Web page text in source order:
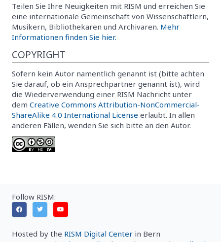
Teilen Sie Ihre Neuigkeiten mit RISM und erreichen Sie
eine internationale Gemeinschaft von Wissenschaftlern,
Musikern, Bibliothekaren und Archivaren. Mehr
Informationen finden Sie hier.
COPYRIGHT
Sofern kein Autor namentlich genannt ist (bitte achten
Sie darauf, ob ein Ansprechpartner genannt ist), wird
die Wiederverwendung einer RISM Nachricht unter
dem Creative Commons Attribution-NonCommercial-
ShareAlike 4.0 International License erlaubt. In allen
anderen Fällen, wenden Sie sich bitte an den Autor.
Follow RISM:
Hosted by the RISM Digital Center in Bern